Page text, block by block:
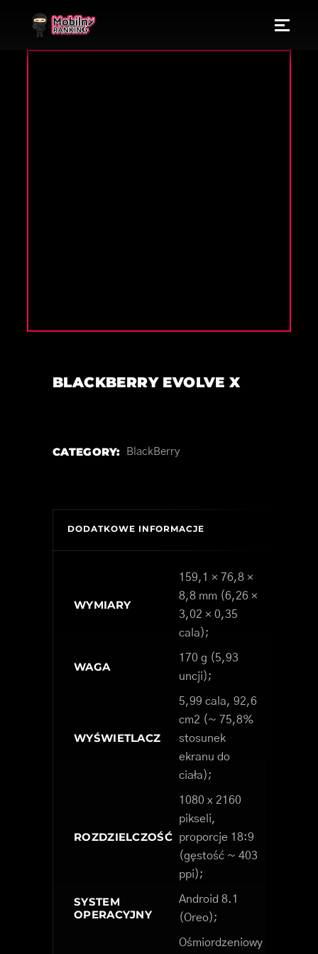
BLACKBERRY EVOLVE X
CATEGORY: BlackBerry
DODATKOWE INFORMACJE
WYMIARY
159,1 × 76,8 ×
8,8 mm (6,26 ×
3,02 × 0,35
cala);
WAGA
170 g (5,93
uncji);
WYŚWIETLACZ
5,99 cala, 92,6
cm2 (~ 75,8%
stosunek
ekranu do
ciała);
ROZDZIELCZOŚĆ
1080 x 2160
pikseli,
proporcje 18:9
(gęstość ~ 403
ppi);
SYSTEM
OPERACYJNY
Android 8.1
(Oreo);
Ośmiordzeniowy